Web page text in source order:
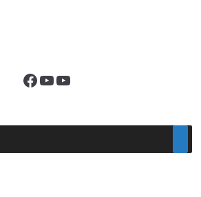
Facebook
YouTube
YouTube